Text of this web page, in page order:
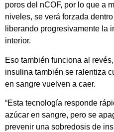
poros del nCOF, por lo que a
niveles, se verá forzada
liberando progresivamente la
interior.
Eso también funciona al
insulina también se ralentiza
en sangre vuelven a caer.
“Esta tecnología responde
azúcar en sangre, pero se
prevenir una sobredosis de